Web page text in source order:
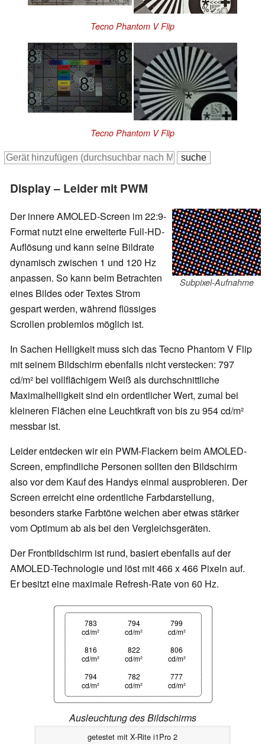
Tecno Phantom V Flip
Tecno Phantom V Flip
Display – Leider mit PWM
Subpixel-Aufnahme
Der innere AMOLED-Screen im 22:9-
Format nutzt eine erweiterte Full-HD-
Auflösung und kann seine Bildrate
dynamisch zwischen 1 und 120 Hz
anpassen. So kann beim Betrachten
eines Bildes oder Textes Strom
gespart werden, während flüssiges
Scrollen problemlos möglich ist.
In Sachen Helligkeit muss sich das Tecno Phantom V Flip
mit seinem Bildschirm ebenfalls nicht verstecken: 797
cd/m² bei vollflächigem Weiß als durchschnittliche
Maximalhelligkeit sind ein ordentlicher Wert, zumal bei
kleineren Flächen eine Leuchtkraft von bis zu 954 cd/m²
messbar ist.
Leider entdecken wir ein PWM-Flackern beim AMOLED-
Screen, empfindliche Personen sollten den Bildschirm
also vor dem Kauf des Handys einmal ausprobieren. Der
Screen erreicht eine ordentliche Farbdarstellung,
besonders starke Farbtöne weichen aber etwas stärker
vom Optimum ab als bei den Vergleichsgeräten.
Der Frontbildschirm ist rund, basiert ebenfalls auf der
AMOLED-Technologie und löst mit 466 x 466 Pixeln auf.
Er besitzt eine maximale Refresh-Rate von 60 Hz.
783
cd/m²
794
cd/m²
799
cd/m²
816
cd/m²
822
cd/m²
806
cd/m²
794
cd/m²
782
cd/m²
777
cd/m²
Ausleuchtung des Bildschirms
getestet mit X-Rite i1Pro 2